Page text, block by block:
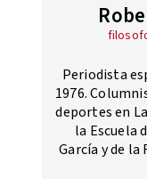
Periodista
1976.
deportes en
la Escuela
García y de la